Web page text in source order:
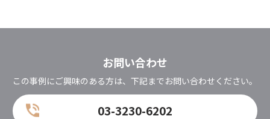
お問い合わせ
この事例にご興味のある方は、下記までお問い合わせください。
03-3230-6202